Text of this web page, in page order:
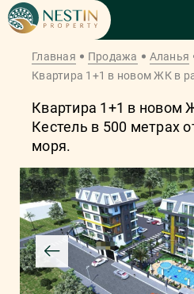
Главная Продажа
Аланья
Квартира 1+1 в новом ЖК в
Квартира 1+1 в новом
Кестель в 500 метрах
моря.